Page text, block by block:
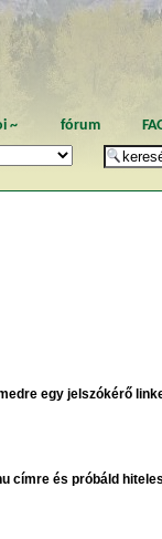
~ fórum
egy jelszókérő
címre és próbáld